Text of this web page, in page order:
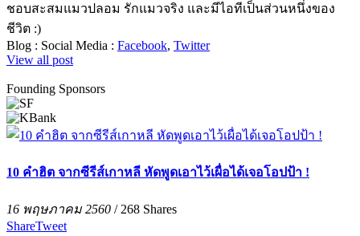
ชอบสะสมแมวปลอม รักแมวจริง และมีไอทีเป็นส่วนหนึ่งของ
ชีวิต :)
Blog : Social Media : Facebook, Twitter
View all post
Founding Sponsors
10 คำฮิต จากซีรีส์เกาหลี หัดพูดเอาไว้เผื่อได้เจอโอปป้า !
16 พฤษภาคม 2560 / 268 Shares
ShareTweet